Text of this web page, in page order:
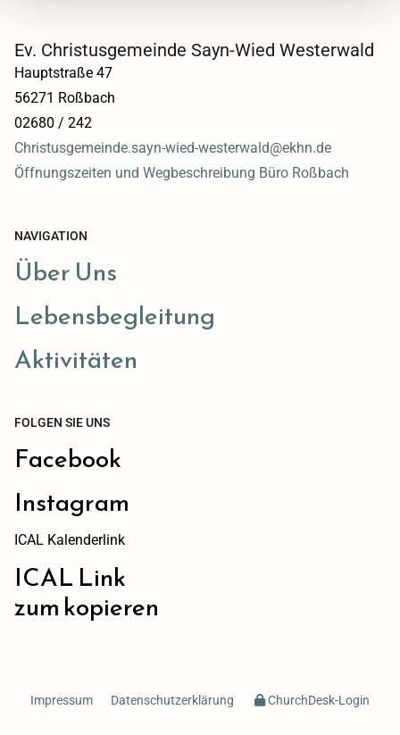
Ev. Christusgemeinde Sayn-Wied Westerwald
Hauptstraße 47
56271 Roßbach
02680 / 242
Christusgemeinde.sayn-wied-westerwald@ekhn.de
Öffnungszeiten und Wegbeschreibung Büro Roßbach
NAVIGATION
Über Uns
Lebensbegleitung
Aktivitäten
FOLGEN SIE UNS
Facebook
Instagram
ICAL Kalenderlink
ICAL Link
zum kopieren
Impressum Datenschutzerklärung ChurchDesk-Login